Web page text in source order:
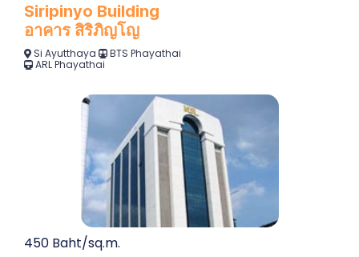
Siripinyo Building
อาคาร สิริภิญโญ
Si Ayutthaya
BTS Phayathai
ARL Phayathai
450 Baht/sq.m.